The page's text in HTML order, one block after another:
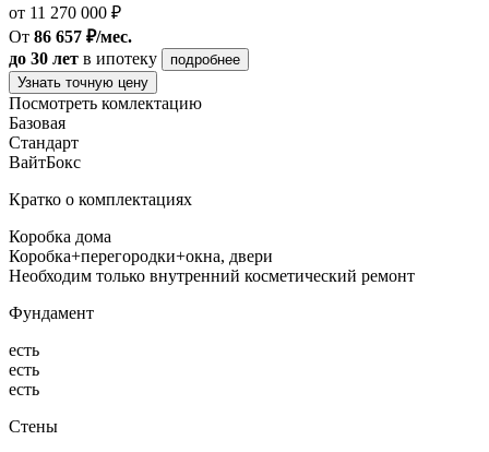
от 11 270 000 ₽
От 86 657 ₽/мес.
до 30 лет в ипотеку
подробнее
Узнать точную цену
Посмотреть комлектацию
Базовая
Стандарт
ВайтБокс
Кратко о комплектациях
Коробка дома
Коробка+перегородки+окна, двери
Необходим только внутренний косметический ремонт
Фундамент
есть
есть
есть
Стены